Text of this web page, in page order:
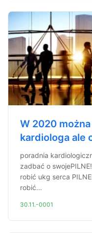
W 2020
kardiologa ale
poradnia
zadbać o
robić ukg serca
robić...
30.11.-0001